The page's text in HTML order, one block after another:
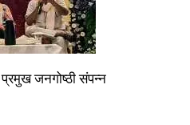
जनगोष्ठी संपन्न